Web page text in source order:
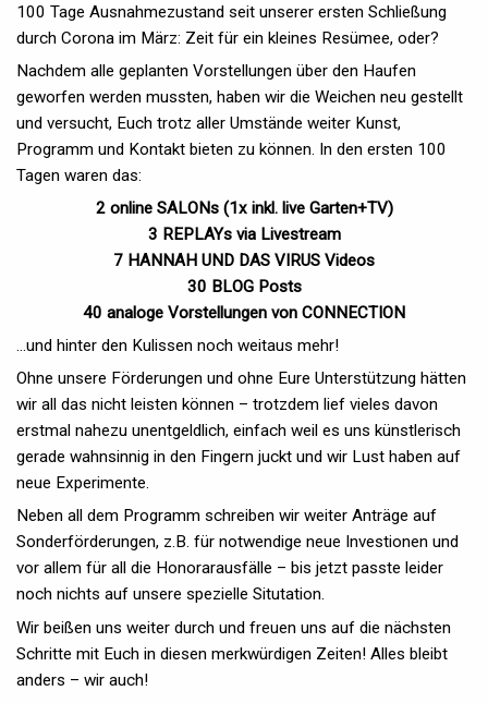
100 Tage Ausnahmezustand seit unserer ersten Schließung
durch Corona im März: Zeit für ein kleines Resümee, oder?
Nachdem alle geplanten Vorstellungen über den Haufen
geworfen werden mussten, haben wir die Weichen neu gestellt
und versucht, Euch trotz aller Umstände weiter Kunst,
Programm und Kontakt bieten zu können. In den ersten 100
Tagen waren das:
2 online SALONs (1x inkl. live Garten+TV)
3 REPLAYs via Livestream
7 HANNAH UND DAS VIRUS Videos
30 BLOG Posts
40 analoge Vorstellungen von CONNECTION
...und hinter den Kulissen noch weitaus mehr!
Ohne unsere Förderungen und ohne Eure Unterstützung hätten
wir all das nicht leisten können – trotzdem lief vieles davon
erstmal nahezu unentgeldlich, einfach weil es uns künstlerisch
gerade wahnsinnig in den Fingern juckt und wir Lust haben auf
neue Experimente.
Neben all dem Programm schreiben wir weiter Anträge auf
Sonderförderungen, z.B. für notwendige neue Investionen und
vor allem für all die Honorarausfälle – bis jetzt passte leider
noch nichts auf unsere spezielle Situtation.
Wir beißen uns weiter durch und freuen uns auf die nächsten
Schritte mit Euch in diesen merkwürdigen Zeiten! Alles bleibt
anders – wir auch!